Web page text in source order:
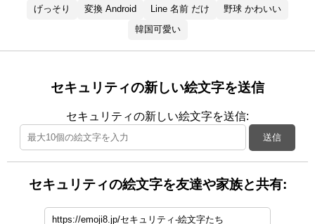
げっそり
変換 Android Line 名前 だけ
野球 かわいい
韓国可愛い
セキュリティの新しい絵文字を送信
セキュリティの新しい絵文字を送信:
送信
セキュリティの絵文字を友達や家族と共有: